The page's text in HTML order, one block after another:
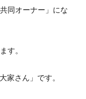
同オーナー」 にな
す。
家さん」です。